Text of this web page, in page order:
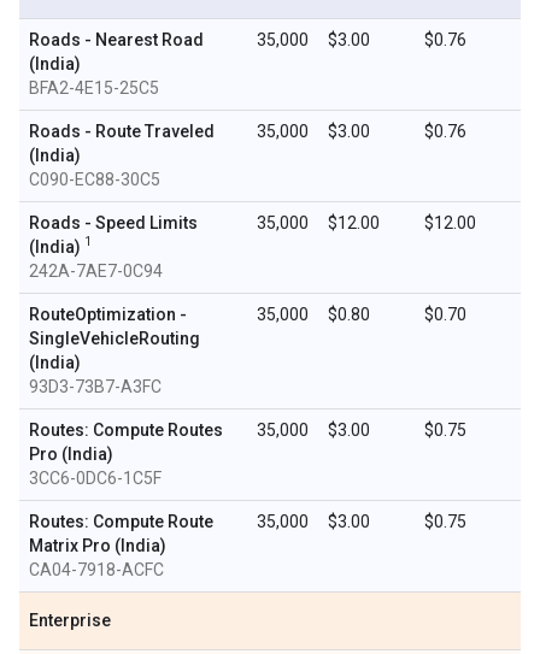
Roads - Nearest Road
(India)
BFA2-4E15-25C5
35,000 $3.00 $0.76
Roads - Route Traveled
(India)
C090-EC88-30C5
35,000 $3.00 $0.76
Roads - Speed Limits
(India) 1
242A-7AE7-0C94
35,000 $12.00 $12.00
RouteOptimization -
SingleVehicleRouting
(India)
93D3-73B7-A3FC
35,000 $0.80 $0.70
Routes: Compute Routes
Pro (India)
3CC6-0DC6-1C5F
35,000 $3.00 $0.75
Routes: Compute Route
Matrix Pro (India)
CA04-7918-ACFC
35,000 $3.00 $0.75
Enterprise